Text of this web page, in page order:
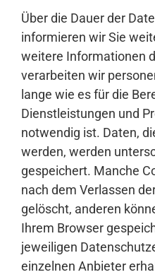
Über die Dauer der
informieren wir Sie
weitere Informationen
verarbeiten wir
lange wie es für die
Dienstleistungen und
notwendig ist. Daten,
werden, werden
gespeichert. Manche
nach dem Verlassen
gelöscht, anderen
Ihrem Browser
jeweiligen
einzelnen Anbieter